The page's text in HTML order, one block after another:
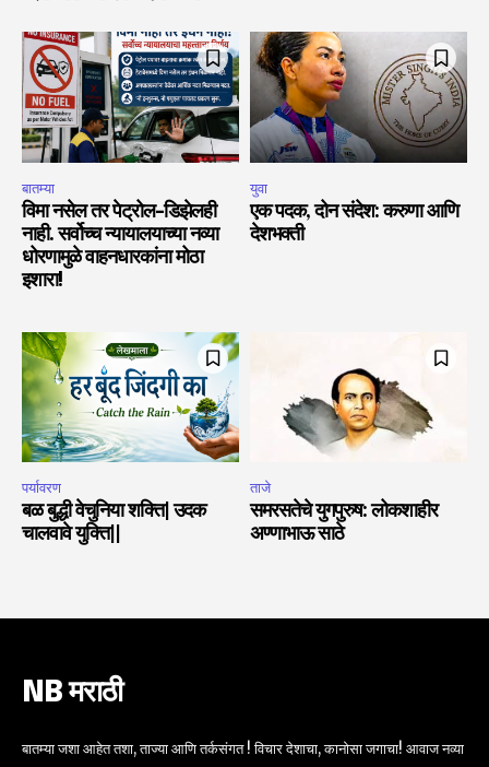
बातम्या
विमा नसेल तर पेट्रोल-डिझेलही
नाही. सर्वोच्च न्यायालयाच्या नव्या
धोरणामुळे वाहनधारकांना मोठा
इशारा!
युवा
एक पदक, दोन संदेश: करुणा आणि
देशभक्ती
पर्यावरण
बळ बुद्धी वेचुनिया शक्ति| उदक
चालवावे युक्ति||
ताजे
समरसतेचे युगपुरुष: लोकशाहीर
अण्णाभाऊ साठे
NB मराठी
बातम्या जशा आहेत तशा, ताज्या आणि तर्कसंगत ! विचार देशाचा, कानोसा जगाचा! आवाज नव्या